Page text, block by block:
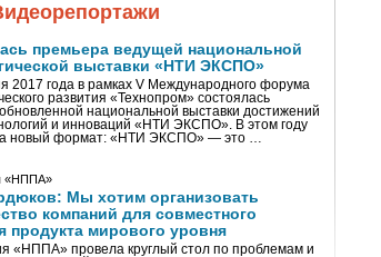
премьера ведущей национальной
выставки «НТИ ЭКСПО»
2017 года в рамках V Международного форума
развития «Технопром» состоялась
национальной выставки достижений
и инноваций «НТИ ЭКСПО». В этом году
новый формат: «НТИ ЭКСПО» — это …
«НППА»
Мы хотим организовать
компаний для совместного
продукта мирового уровня
«НППА» провела круглый стол по проблемам и